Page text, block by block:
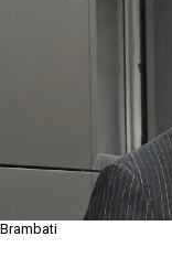
Brambati